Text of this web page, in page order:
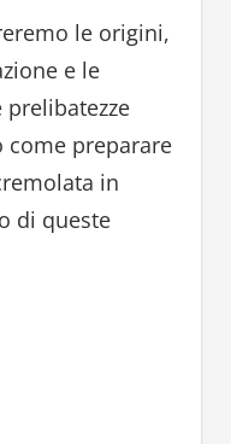
le origini,
e le
come preparare
in
di queste